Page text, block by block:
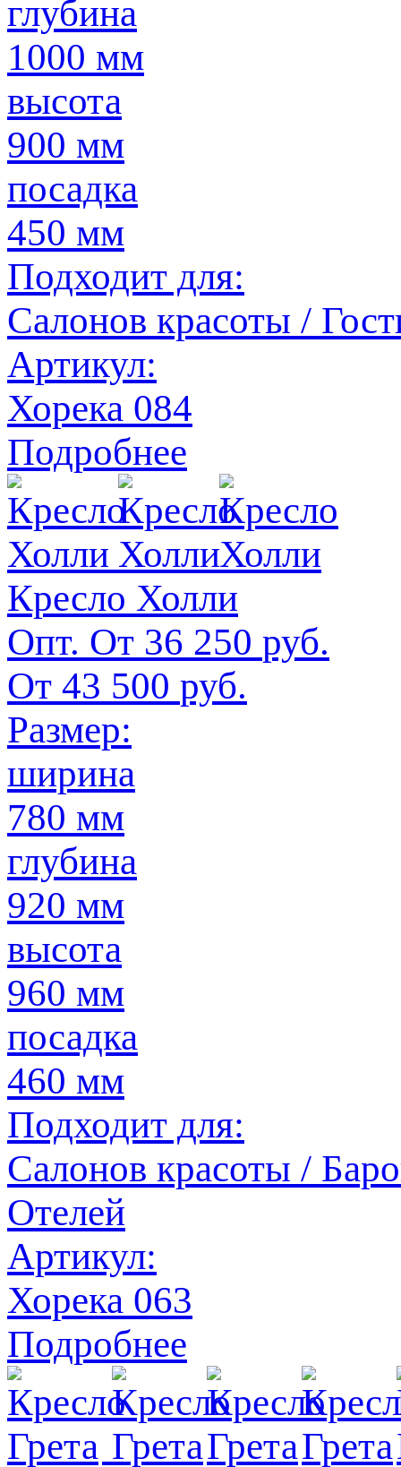
глубина
1000 мм
высота
900 мм
посадка
450 мм
Подходит для:
Салонов красоты /
Артикул:
Хорека 084
Подробнее
Кресло Холли
Опт. От 36 250 руб.
От 43 500 руб.
Размер:
ширина
780 мм
глубина
920 мм
высота
960 мм
посадка
460 мм
Подходит для:
Салонов красоты /
Отелей
Артикул:
Хорека 063
Подробнее